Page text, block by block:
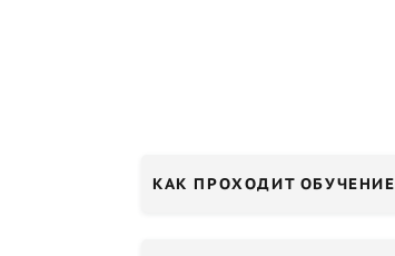
КАК ПРОХОДИТ ОБУЧЕНИЕ